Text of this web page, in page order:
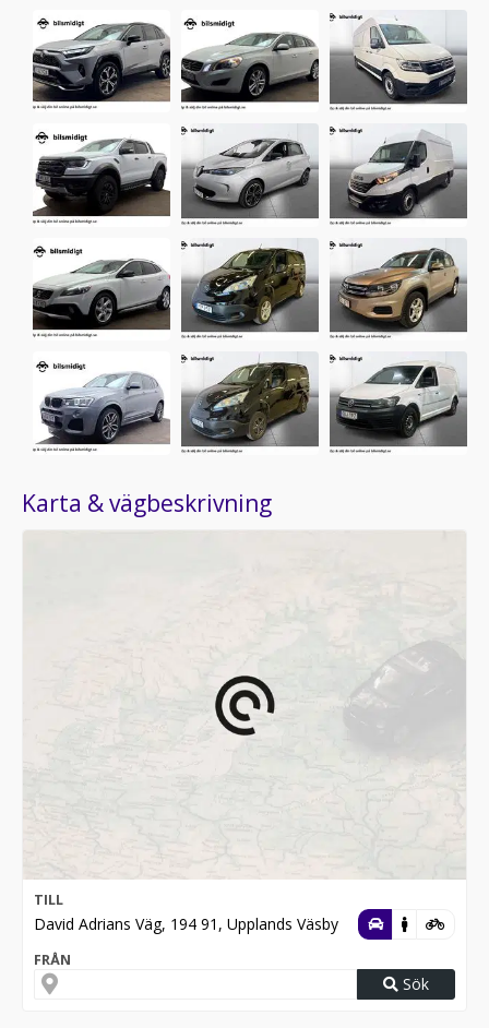
Karta & vägbeskrivning
TILL
David Adrians Väg, 194 91, Upplands Väsby
FRÅN
Sök